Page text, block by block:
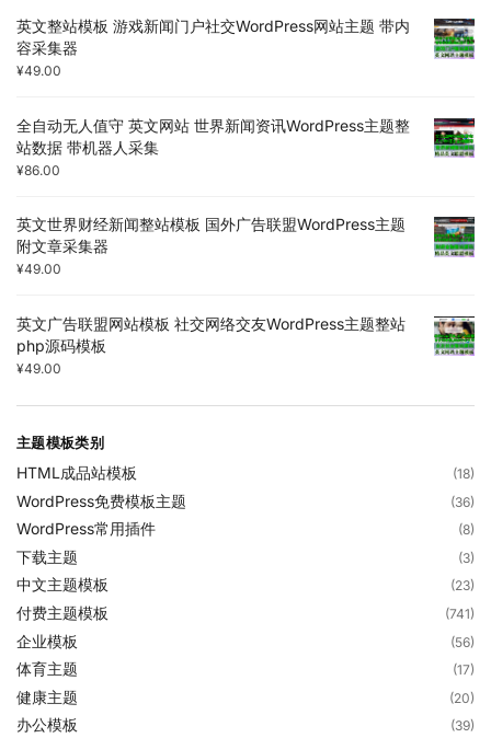
英文整站模板 游戏新闻门户社交WordPress网站主题 带内
容采集器
¥49.00
全自动无人值守 英文网站 世界新闻资讯WordPress主题整
站数据 带机器人采集
¥86.00
英文世界财经新闻整站模板 国外广告联盟WordPress主题
附文章采集器
¥49.00
英文广告联盟网站模板 社交网络交友WordPress主题整站
php源码模板
¥49.00
主题模板类别
HTML成品站模板 (18)
WordPress免费模板主题 (36)
WordPress常用插件 (8)
下载主题 (3)
中文主题模板 (23)
付费主题模板 (741)
企业模板 (56)
体育主题 (17)
健康主题 (20)
办公模板 (39)